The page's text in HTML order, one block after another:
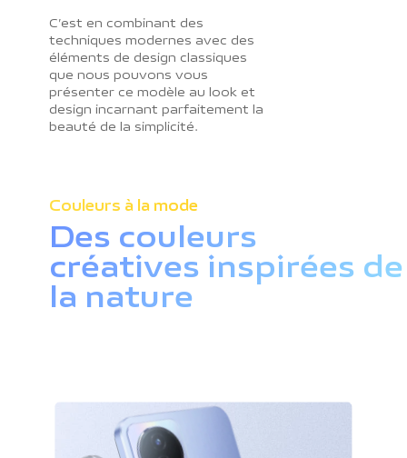
C’est en combinant des
techniques modernes avec des
éléments de design classiques
que nous pouvons vous
présenter ce modèle au look et
design incarnant parfaitement la
beauté de la simplicité.
Couleurs à la mode
Des couleurs
créatives inspirées de
la nature